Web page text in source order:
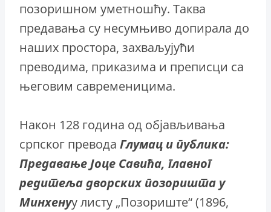
позоришном уметношћу. Таква
предавања су несумњиво допирала до
наших простора, захваљујући
преводима, приказима и преписци са
његовим савременицима.
Након 128 година од објављивања
српског превода Глумац и публика:
Предавање Јоце Савића, главног
редитеља дворских позоришта у
Минхенуу листу „Позориште“ (1896,